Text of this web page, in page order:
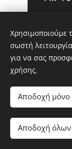
Χρησιμοποιούμε
σωστή
για να σας
χρήσης.
Αποδοχή μόνο
Αποδοχή όλων